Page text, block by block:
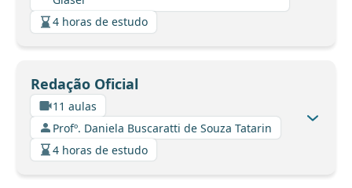
4 horas de estudo
Redação Oficial
11 aulas
Profº. Daniela Buscaratti de Souza Tatarin
4 horas de estudo